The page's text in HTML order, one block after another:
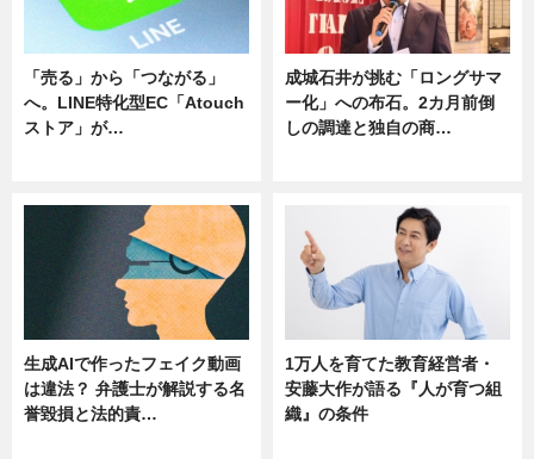
「売る」から「つながる」
へ。LINE特化型EC「Atouch
ストア」が…
成城石井が挑む「ロングサマ
ー化」への布石。2カ月前倒
しの調達と独自の商…
生成AIで作ったフェイク動画
は違法？ 弁護士が解説する名
誉毀損と法的責…
1万人を育てた教育経営者・
安藤大作が語る『人が育つ組
織』の条件